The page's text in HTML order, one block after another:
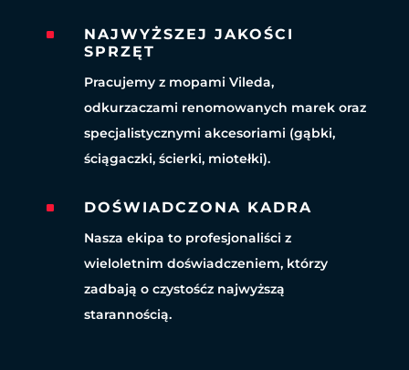
^
NAJWYŻSZEJ JAKOŚCI
SPRZĘT
Pracujemy z mopami Vileda,
odkurzaczami renomowanych marek oraz
specjalistycznymi akcesoriami (gąbki,
ściągaczki, ścierki, miotełki).
^ DOŚWIADCZONA KADRA
Nasza ekipa to profesjonaliści z
wieloletnim doświadczeniem, którzy
zadbają o czystośćz najwyższą
starannością.